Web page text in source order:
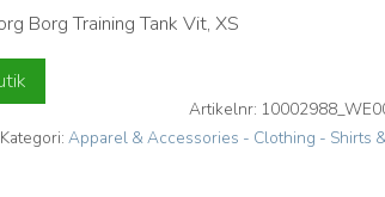
Borg Training Tank Vit, XS
Lägg till i önskelistan
Artikelnr:
Kategori: Apparel & Accessories - Clothing - Shirts